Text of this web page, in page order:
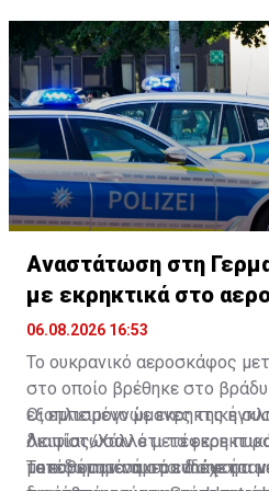
υποστήριξαν τα μέτρα με
στοιχεία που διέθεταν
συμπεριφορά.
Αναστάτωση στη
με εκρηκτικά στο
06.08.2026 16:53
Το ουκρανικό αεροσκάφος
στο οποίο βρέθηκε στο
εξοπλισμένο με εκρηκτική
Λειψίας/Χάλλε μετέφερε
μετέδωσαν σήμερα διάφορα
Οι εμπειρογνώμονες της
διαπίστωσαν ότι τα
τοποθετημένα στο drone
Τα ευρήματα αυτά ενδέχεται